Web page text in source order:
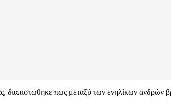
διαπιστώθηκε πως μεταξύ των ενηλίκων ανδρών